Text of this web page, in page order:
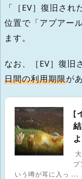
「［EV］復旧さ
位置で「アプアー
ます。
なお、［EV］復旧
日間の利用期限が
[
プ
いう噂が耳に入っ ...